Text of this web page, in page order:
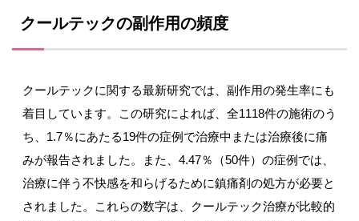
クールテックの副作用の頻度
クールテックに関する最新研究では、副作用の発生率にも
着目しています。この研究によれば、全1118件の施術のう
ち、1.7％にあたる19件の症例で治療中または治療後に痛
みが報告されました。また、4.47％（50件）の症例では、
治療に伴う不快感を和らげるために鎮痛剤の処方が必要と
されました。これらの数字は、クールテック治療が比較的